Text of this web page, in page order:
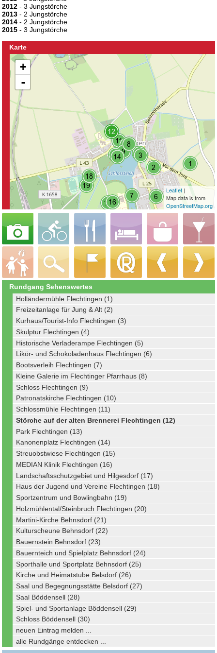
2012 - 3 Jungstörche
2013 - 2 Jungstörche
2014 - 2 Jungstörche
2015 - 3 Jungstörche
Karte
+
-
Leaflet|
Map data is from
OpenStreetMap.org
Rundgang Sehenswertes
Holländermühle Flechtingen (1)
Freizeitanlage für Jung & Alt (2)
Kurhaus/Tourist-Info Flechtingen (3)
Skulptur Flechtingen (4)
Historische Verladerampe Flechtingen (5)
Likör- und Schokoladenhaus Flechtingen (6)
Bootsverleih Flechtingen (7)
Kleine Galerie im Flechtinger Pfarrhaus (8)
Schloss Flechtingen (9)
Patronatskirche Flechtingen (10)
Schlossmühle Flechtingen (11)
Störche auf der alten Brennerei Flechtingen (12)
Park Flechtingen (13)
Kanonenplatz Flechtingen (14)
Streuobstwiese Flechtingen (15)
MEDIAN Klinik Flechtingen (16)
Landschaftsschutzgebiet und Hilgesdorf (17)
Haus der Jugend und Vereine Flechtingen (18)
Sportzentrum und Bowlingbahn (19)
Holzmühlental/Steinbruch Flechtingen (20)
Martini-Kirche Behnsdorf (21)
Kulturscheune Behnsdorf (22)
Bauernstein Behnsdorf (23)
Bauernteich und Spielplatz Behnsdorf (24)
Sporthalle und Sportplatz Behnsdorf (25)
Kirche und Heimatstube Belsdorf (26)
Saal und Begegnungsstätte Belsdorf (27)
Saal Böddensell (28)
Spiel- und Sportanlage Böddensell (29)
Schloss Böddensell (30)
neuen Eintrag melden ...
alle Rundgänge entdecken ...